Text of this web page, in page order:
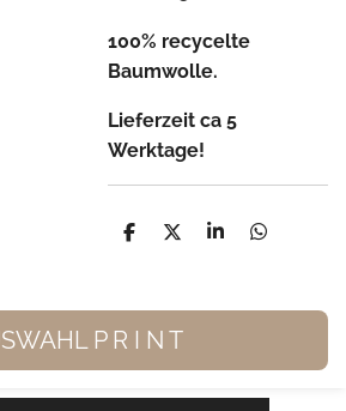
100% recycelte
Baumwolle.
Lieferzeit ca 5
Werktage!
T
e
n
T
e
n
T
e
T
e
P R I N T